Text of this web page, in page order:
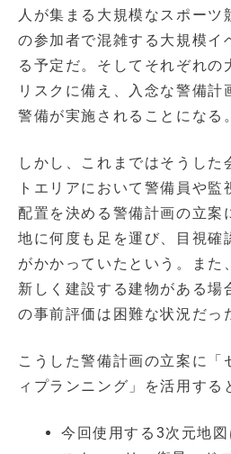
人が集まる大規模なスポーツ
の参加者で混雑する大規模イ
る予定だ。そしてそれぞれの
リスクに備え、入念な警備計
警備が実施されることになる。
しかし、これまではそうした
トエリアにおいて警備員や監
配置を決める警備計画の立案
地に何度も足を運び、目視確
がかかっていたという。また
新しく建設する建物がある場
の事前評価は困難な状況だっ
こうした警備計画の立案に「
ィプランニング」を活用する
今回使用する3次元地